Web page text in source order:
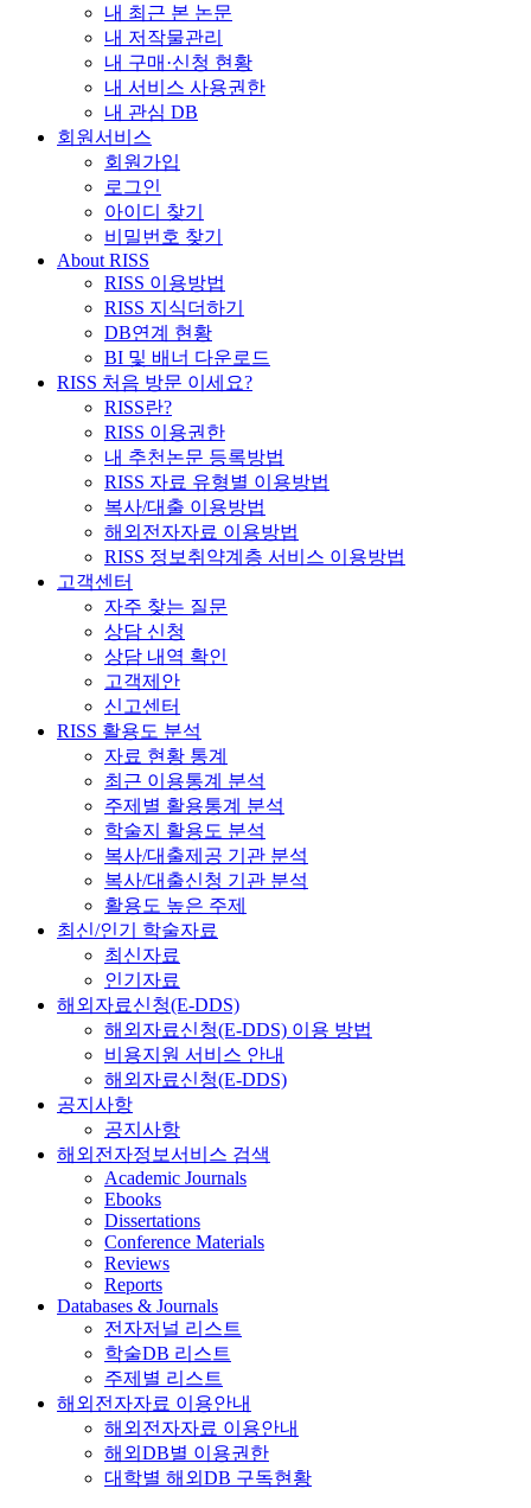
내 최근 본 논문
내 저작물관리
내 구매·신청 현황
내 서비스 사용권한
내 관심 DB
회원서비스
회원가입
로그인
아이디 찾기
비밀번호 찾기
About RISS
RISS 이용방법
RISS 지식더하기
DB연계 현황
BI 및 배너 다운로드
RISS 처음 방문 이세요?
RISS란?
RISS 이용권한
내 추천논문 등록방법
RISS 자료 유형별 이용방법
복사/대출 이용방법
해외전자자료 이용방법
RISS 정보취약계층 서비스 이용방법
고객센터
자주 찾는 질문
상담 신청
상담 내역 확인
고객제안
신고센터
RISS 활용도 분석
자료 현황 통계
최근 이용통계 분석
주제별 활용통계 분석
학술지 활용도 분석
복사/대출제공 기관 분석
복사/대출신청 기관 분석
활용도 높은 주제
최신/인기 학술자료
최신자료
인기자료
해외자료신청(E-DDS)
해외자료신청(E-DDS) 이용 방법
비용지원 서비스 안내
해외자료신청(E-DDS)
공지사항
공지사항
해외전자정보서비스 검색
Academic Journals
Ebooks
Dissertations
Conference Materials
Reviews
Reports
Databases & Journals
전자저널 리스트
학술DB 리스트
주제별 리스트
해외전자자료 이용안내
해외전자자료 이용안내
해외DB별 이용권한
대학별 해외DB 구독현황